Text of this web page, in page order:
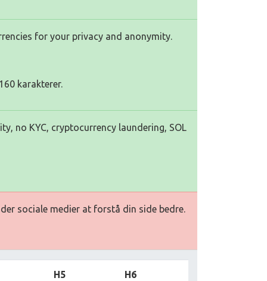
for your privacy and anonymity.
karakterer.
no KYC, cryptocurrency laundering, SOL
sociale medier at forstå din side bedre.
H5 H6